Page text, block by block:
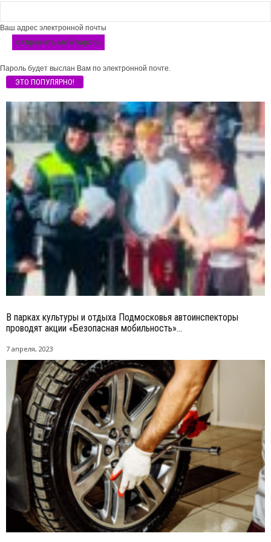
Ваш адрес электронной почты
Пароль будет выслан Вам по электронной почте.
ЭТО ПОПУЛЯРНО!
В парках культуры и отдыха Подмосковья автоинспекторы
проводят акции «Безопасная мобильность»...
7 апреля, 2023